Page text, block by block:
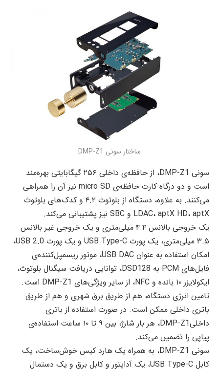
ساختار سونی DMP-Z1
سونی DMP-Z1، از حافظه‌ی داخلی ۲۵۶ گیگابایتی بهره‌مند
است و دو درگاه کارت حافظه‌ی micro SD نیز آن را همراهی
می‌کنند. به علاوه، دستگاه از بلوتوث ۴.۲ و کدک‌های بلوتوث
LDAC، aptX HD، aptX و SBC نیز پشتیبانی می‌کند.
یک خروجی بالانس ۴.۴ میلی‌متری و یک خروجی غیر بالانس
۳.۵ میلی‌متری، یک پورت USB Type-C و یک پورت USB 2.0،
امکان استفاده به عنوان USB DAC، موتور ریسمپل‌کننده‌ی
فایل‌های PCM به DSD128، توانایی دریافت سیگنال بلوتوث،
ایکولایزر ۱۰ بانده و NFC، از سایر ویژگی‌های DMP-Z1 است.
تامین انرژی دستگاه، هم از طریق برق شهری و هم از طریق
باتری داخلی ممکن است. در صورت استفاده از باتری
داخلیDMP-Z1، هر بار شارژ، بین ۹ تا ۱۰ ساعت استفاده‌ی
پیاپی را تضمین می‌کند.
سونی DMP-Z1، به همراه یک هارد کیس خوش‌ساخت، یک
کابل USB Type-C، یک آداپتور و کابل برق و یک دستمال